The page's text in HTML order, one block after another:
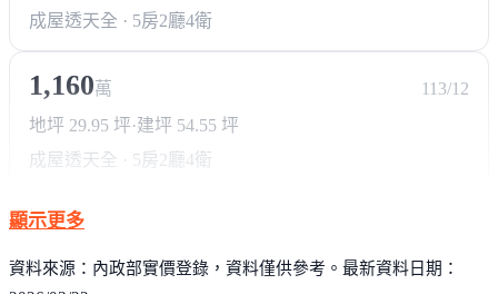
成屋透天全 · 5房2廳4衛
1,160萬
113/12
地坪 29.95 坪·建坪 54.55 坪
成屋透天全 · 5房2廳4衛
顯示更多
資料來源：內政部實價登錄，資料僅供參考。最新資料日期：